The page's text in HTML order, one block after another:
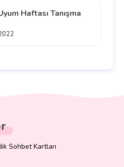
Haftası Tanışma
Sohbet Kartları